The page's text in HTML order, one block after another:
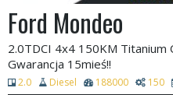
Ford Mondeo
2.0TDCI 4x4 150KM Titanium
Gwarancja 15mieś!!
2.0 Diesel 188000 150